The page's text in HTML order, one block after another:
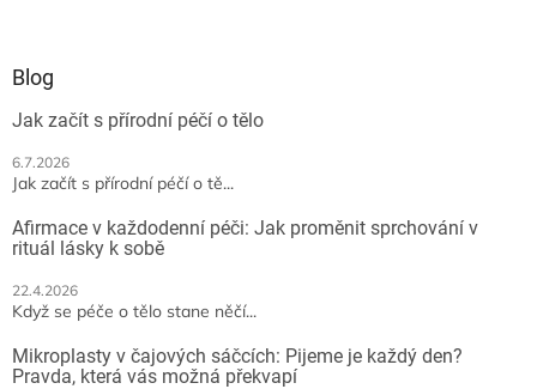
Blog
Jak začít s přírodní péčí o tělo
6.7.2026
Jak začít s přírodní péčí o tě...
Afirmace v každodenní péči: Jak proměnit sprchování v
rituál lásky k sobě
22.4.2026
Když se péče o tělo stane něčí...
Mikroplasty v čajových sáčcích: Pijeme je každý den?
Pravda, která vás možná překvapí